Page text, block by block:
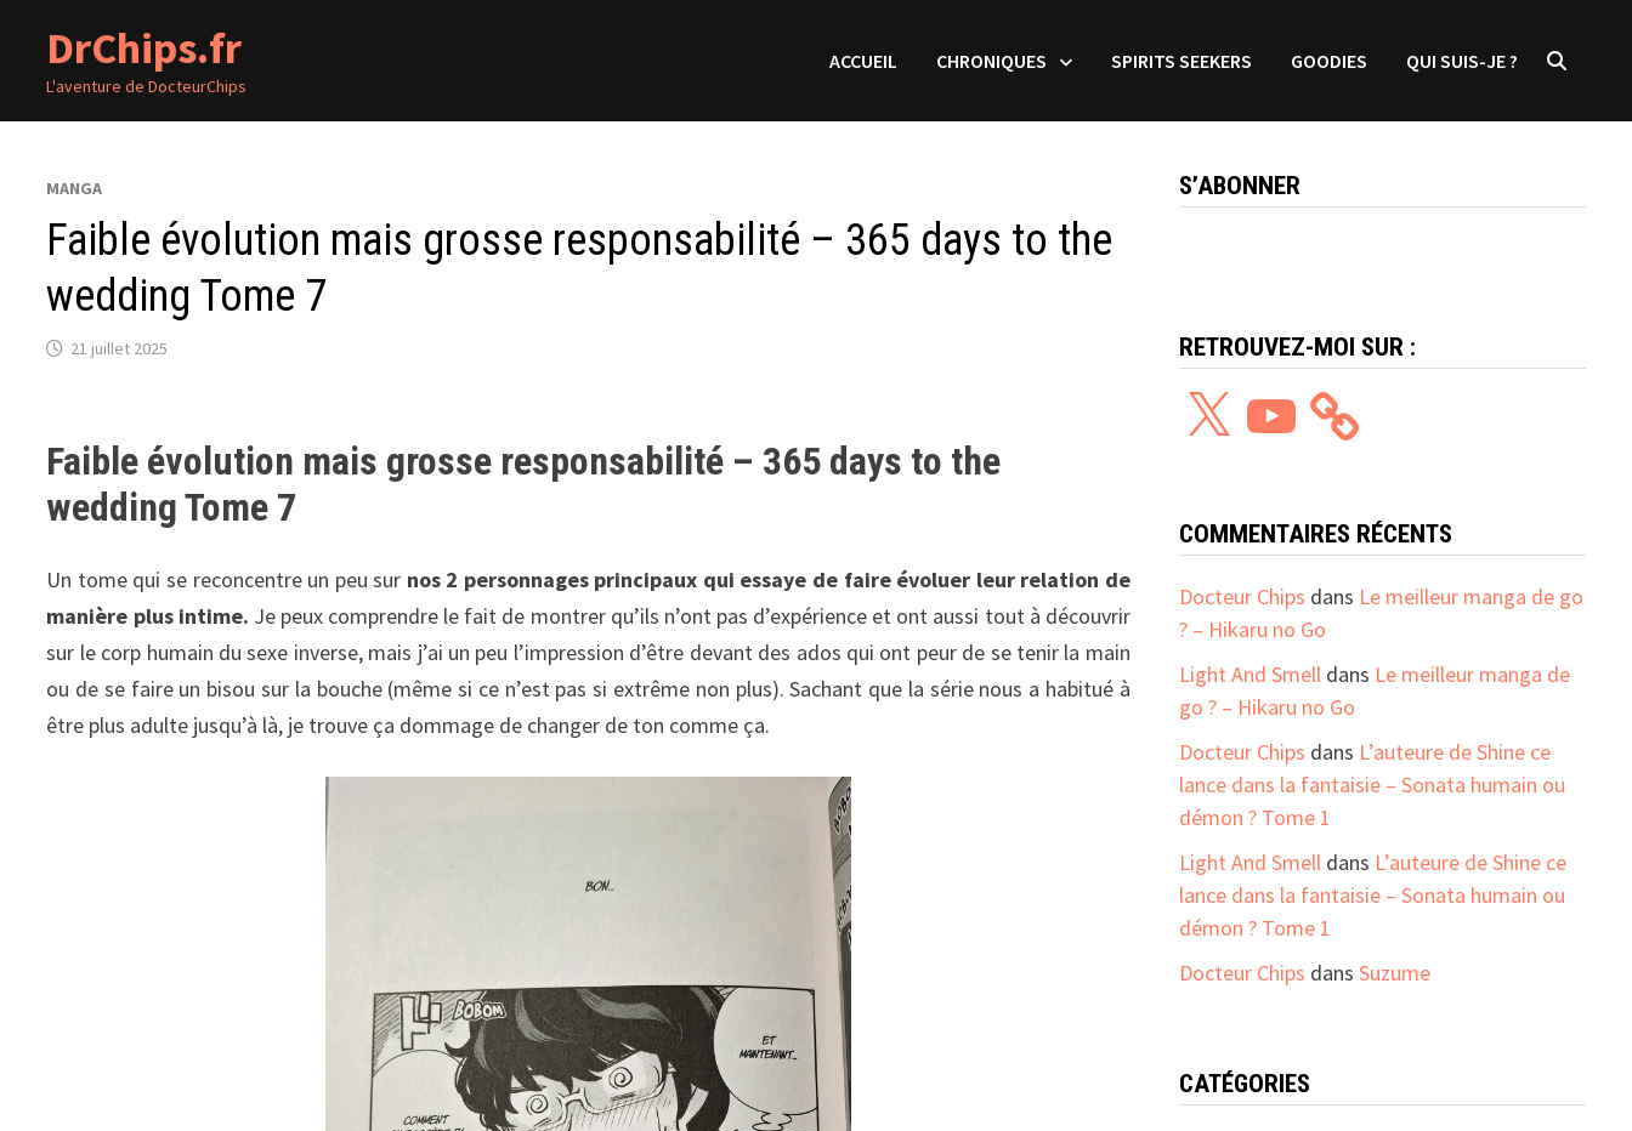
contenu
DrChips.fr
L'aventure de DocteurChips
ACCUEIL CHRONIQUES SPIRITS SEEKERS GOODIES QUI SUIS-JE ?
MANGA
Faible évolution mais grosse responsabilité – 365 days to the
wedding Tome 7
21 juillet 2025
Faible évolution mais grosse responsabilité – 365 days to the
wedding Tome 7
Un tome qui se reconcentre un peu sur nos 2 personnages principaux qui essaye de faire évoluer leur relation de
manière plus intime. Je peux comprendre le fait de montrer qu’ils n’ont pas d’expérience et ont aussi tout à découvrir
sur le corp humain du sexe inverse, mais j’ai un peu l’impression d’être devant des ados qui ont peur de se tenir la main
ou de se faire un bisou sur la bouche (même si ce n’est pas si extrême non plus). Sachant que la série nous a habitué à
être plus adulte jusqu’à là, je trouve ça dommage de changer de ton comme ça.
S’ABONNER
RETROUVEZ-MOI SUR :
YouTube
COMMENTAIRES RÉCENTS
Docteur Chips dans Le meilleur manga de go
? – Hikaru no Go
Light And Smelldans Le meilleur manga de
go ? – Hikaru no Go
Docteur Chips dans L’auteure de Shine ce
lance dans la fantaisie – Sonata humain ou
démon ? Tome 1
Light And Smelldans L’auteure de Shine ce
lance dans la fantaisie – Sonata humain ou
démon ? Tome 1
Docteur Chips dans Suzume
CATÉGORIES